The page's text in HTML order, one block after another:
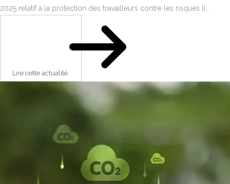
2025 relatif à la protection des travailleurs contre les risques li...
Lire cette actualité